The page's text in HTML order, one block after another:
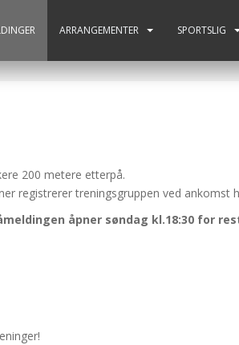
ARRANGEMENTER SPORTSLIG
200 metere etterpå.
registrerer treningsgruppen ved ankomst
åpner søndag kl.18:30 for